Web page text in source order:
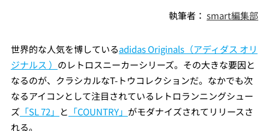
執筆者：smart編集部
世界的な人気を博しているadidas Originals（アディダス オリ
ジナルス ） のレトロスニーカーシリーズ。その大きな要因と
なるのが、クラシカルなT-トウコレクションだ。なかでも次
なるアイコンとして注目されているレトロランニングシュー
ズ 「SL 72」 と 「COUNTRY」 がモダナイズされてリリースさ
れる。